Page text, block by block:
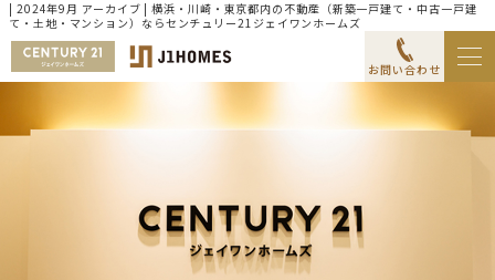
| 2024年9月 アーカイブ | 横浜・川崎・東京都内の不動産（新築一戸建て・中古一戸建
て・土地・マンション）ならセンチュリー21ジェイワンホームズ
お問い合わせ